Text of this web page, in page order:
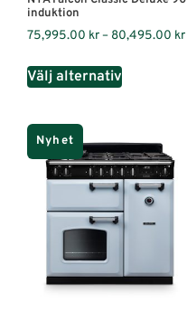
induktion
75,995.00 kr– 80,495.00 kr
Välj alternativ
Nyhet